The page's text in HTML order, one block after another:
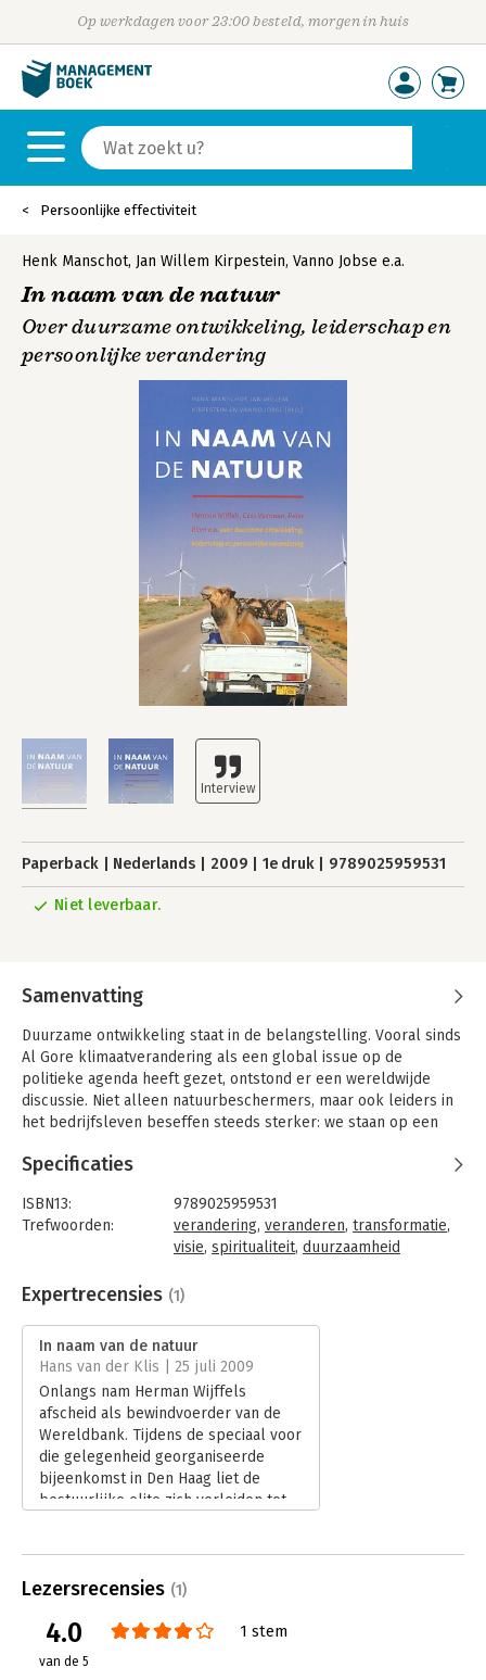
Op werkdagen voor 23:00 besteld, morgen in huis
Persoonlijke effectiviteit
Henk Manschot, Jan Willem Kirpestein, Vanno Jobse e.a.
In naam van de natuur
Over duurzame ontwikkeling, leiderschap en
persoonlijke verandering
Paperback Nederlands 2009 1e druk 9789025959531
Niet leverbaar.
Samenvatting
Duurzame ontwikkeling staat in de belangstelling. Vooral sinds
Al Gore klimaatverandering als een global issue op de
politieke agenda heeft gezet, ontstond er een wereldwijde
discussie. Niet alleen natuurbeschermers, maar ook leiders in
het bedrijfsleven beseffen steeds sterker: we staan op een
verstrekkende veranderingen zijn onvermijdelijk.
Radicaal nieuwe visies op het leven zijn noodzakelijk, maar dat
vergt een cultuuromslag en nieuwe waardeoriëntaties. In dit
boek zijn interviews opgenomen met prominente denkers en
spiritualiteit. Herman Wijffels, Herma van der Weide, Cees
Veerman, Evelyn Tucker, Peter Blom, Hans Boot, Louke van
Wensveen, Jan Willem Kirpestein en Ian Player geven hun visie
op leiderschap in relatie tot duurzame ontwikkeling en
persoonlijke transformatie.
Specificaties
ISBN13:
9789025959531
Trefwoorden:
verandering, veranderen, transformatie,
visie, spiritualiteit, duurzaamheid
Bindwijze:
paperback
Uitgever:
Druk:
1
Hoofdrubriek:
Persoonlijke effectiviteit
Expertrecensies (1)
In naam van de natuur
Hans van der Klis | 25 juli 2009
Onlangs nam Herman Wijffels
afscheid als bewindvoerder van de
Wereldbank. Tijdens de speciaal voor
die gelegenheid georganiseerde
bijeenkomst in Den Haag liet de
bestuurlijke elite zich verleiden tot
Wijffels bij zijn afscheid.
Lezersrecensies (1)
4.0
van de 5
1 stem